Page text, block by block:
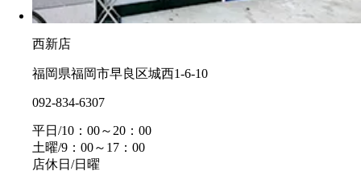
西新店
福岡県福岡市早良区城西1-6-10
092-834-6307
平日/10：00～20：00
土曜/9：00～17：00
店休日/日曜